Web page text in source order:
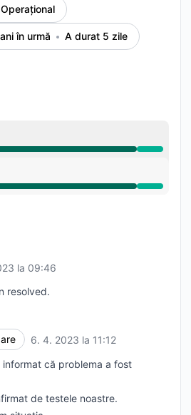
Operațional
în urmă A durat 5 zile
AM către 9:46 AM
AM către 9:46 AM
la 09:46
resolved.
6. 4. 2023 la 11:12
informat că problema a fost
de testele noastre.